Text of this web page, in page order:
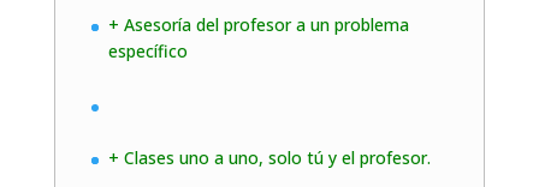
+ Asesoría del profesor a un problema
específico
+ Clases uno a uno, solo tú y el profesor.